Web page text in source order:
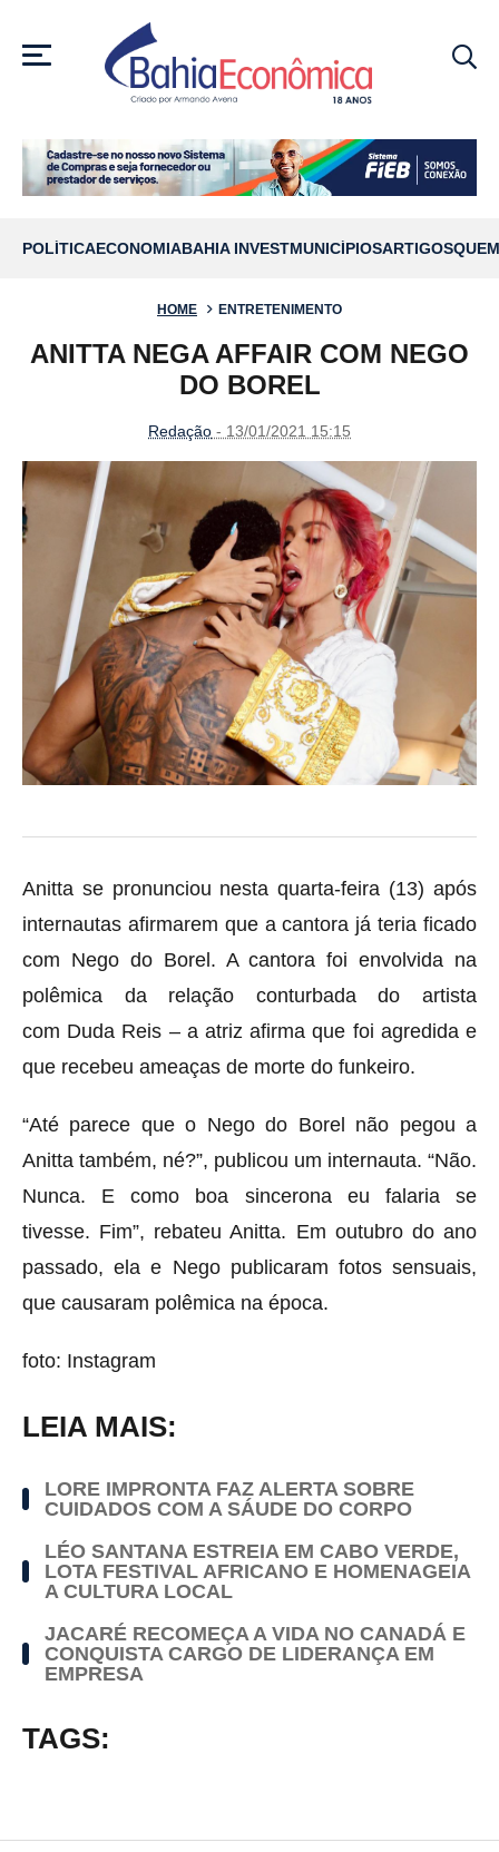
MENU
POLÍTICAECONOMIABAHIA INVESTMUNICÍPIOSARTIGOS
HOME ENTRETENIMENTO
ANITTA NEGA AFFAIR COM NEGO
DO BOREL
Redação - 13/01/2021 15:15
Anitta se pronunciou nesta quarta-feira (13) após
internautas afirmarem que a cantora já teria ficado
com Nego do Borel. A cantora foi envolvida na
polêmica da relação conturbada do artista
com Duda Reis – a atriz afirma que foi agredida e
que recebeu ameaças de morte do funkeiro.
“Até parece que o Nego do Borel não pegou a
Anitta também, né?”, publicou um internauta. “Não.
Nunca. E como boa sincerona eu falaria se
tivesse. Fim”, rebateu Anitta. Em outubro do ano
passado, ela e Nego publicaram fotos sensuais,
que causaram polêmica na época.
foto: Instagram
LEIA MAIS:
LORE IMPRONTA FAZ ALERTA SOBRE
CUIDADOS COM A SÁUDE DO CORPO
LÉO SANTANA ESTREIA EM CABO VERDE,
LOTA FESTIVAL AFRICANO E HOMENAGEIA
A CULTURA LOCAL
JACARÉ RECOMEÇA A VIDA NO CANADÁ E
CONQUISTA CARGO DE LIDERANÇA EM
EMPRESA
TAGS: